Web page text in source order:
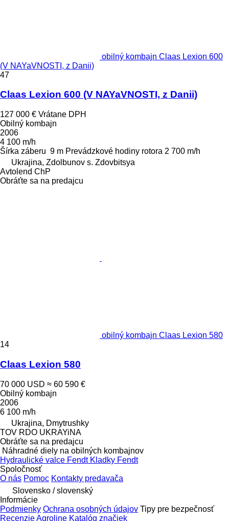
obilný kombajn Claas Lexion 600
(V NAYaVNOSTI, z Danii)
47
Claas Lexion 600 (V NAYaVNOSTI, z Danii)
127 000 € Vrátane DPH
Obilný kombajn
2006
4 100 m/h
Šírka záberu 9 m Prevádzkové hodiny rotora 2 700 m/h
Ukrajina, Zdolbunov s. Zdovbitsya
Avtolend ChP
Obráťte sa na predajcu
obilný kombajn Claas Lexion 580
14
Claas Lexion 580
70 000 USD ≈ 60 590 €
Obilný kombajn
2006
6 100 m/h
Ukrajina, Dmytrushky
TOV RDO UKRAYiNA
Obráťte sa na predajcu
Náhradné diely na obilných kombajnov
Hydraulické valce Fendt Kladky Fendt
Spoločnosť
O nás Pomoc Kontakty predavača
Slovensko / slovenský
Informácie
Podmienky Ochrana osobných údajov Tipy pre bezpečnosť
Recenzie Agroline Katalóg značiek